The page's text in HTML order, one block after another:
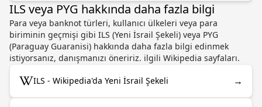
ILS veya PYG hakkında daha fazla bilgi
Para veya banknot türleri, kullanıcı ülkeleri veya para
biriminin geçmişi gibi ILS (Yeni İsrail Şekeli) veya PYG
(Paraguay Guaranisi) hakkında daha fazla bilgi edinmek
istiyorsanız, danışmanızı öneririz. ilgili Wikipedia sayfaları.
ILS - Wikipedia'da Yeni İsrail Şekeli →